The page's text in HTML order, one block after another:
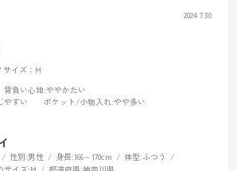
2024.7.30
サイズ：M
背負い心地:ややかたい
やすい ポケット/小物入れ:やや多い
性別:男性 身長:166～170cm 体型:ふつう